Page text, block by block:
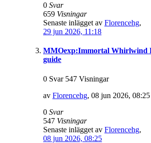
0 Svar
659 Visningar
Senaste inlägget av Florencehg,
29 jun 2026, 11:18
MMOexp:Immortal Whirlwind
guide
0 Svar 547 Visningar
av Florencehg, 08 jun 2026, 08:25
0 Svar
547 Visningar
Senaste inlägget av Florencehg,
08 jun 2026, 08:25